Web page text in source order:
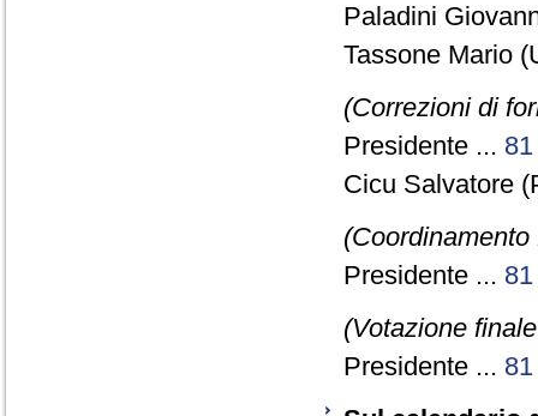
Paladini
Tassone Mario
(Correzioni di
Presidente ... 81
Cicu Salvatore
Presidente ... 81
(Votazione
Presidente ... 81